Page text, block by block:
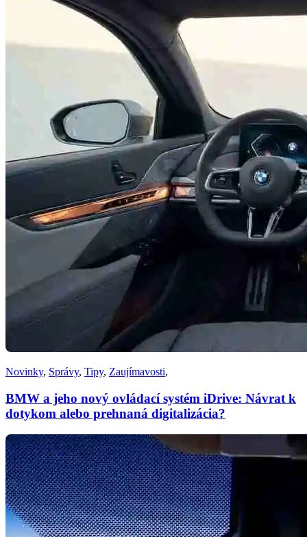
Novinky, Správy, Tipy, Zaujímavosti,
BMW a jeho nový ovládací systém iDrive: Návrat k
dotykom alebo prehnaná digitalizácia?